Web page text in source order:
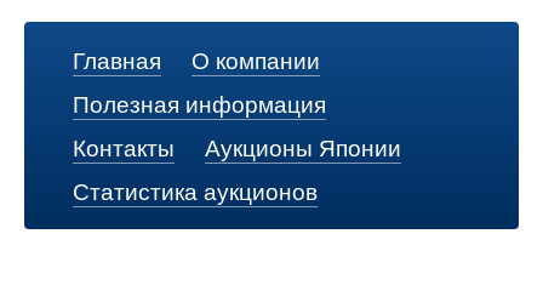
Главная
О компании
Полезная информация
Контакты
Аукционы Японии
Статистика аукционов